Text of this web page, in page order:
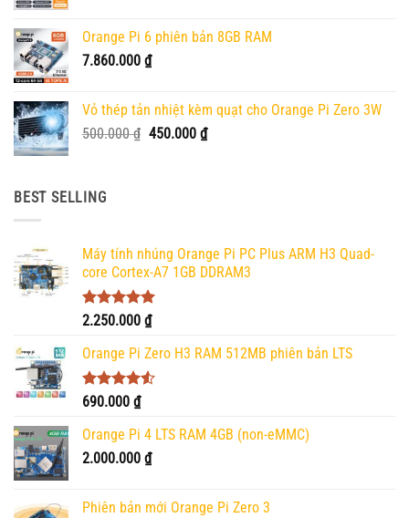
Orange Pi 6 phiên bản 8GB RAM
7.860.000 ₫
Vỏ thép tản nhiệt kèm quạt cho Orange Pi Zero 3W
500.000₫ Giá
450.000 ₫Giá
BEST SELLING
Máy tính nhúng Orange Pi PC Plus ARM H3 Quad-
core Cortex-A7 1GB DDRAM3
Được xếp
5 sao
2.250.000 ₫
Orange Pi Zero H3 RAM 512MB phiên bản LTS
Được xếp
4.50
5 sao
690.000 ₫
Orange Pi 4 LTS RAM 4GB (non-eMMC)
2.000.000 ₫
Phiên bản mới Orange Pi Zero 3